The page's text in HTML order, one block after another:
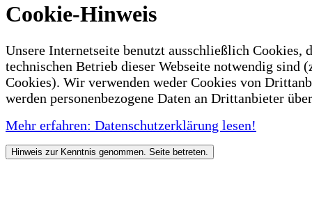
Cookie-Hinweis
Unsere Internetseite benutzt ausschließlich Cookies,
technischen Betrieb dieser Webseite notwendig sind
Cookies). Wir verwenden weder Cookies von
werden personenbezogene Daten an Drittanbieter
Mehr erfahren: Datenschutzerklärung lesen!
Hinweis zur Kenntnis genommen. Seite betreten.